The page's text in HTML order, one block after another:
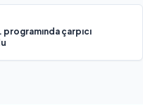
çarpıcı